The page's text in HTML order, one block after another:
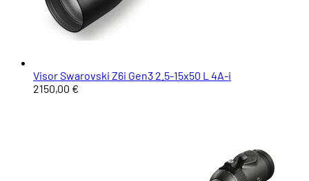
Visor Swarovski Z6i Gen3 2.5-15x50 L 4A-i
2150,00 €